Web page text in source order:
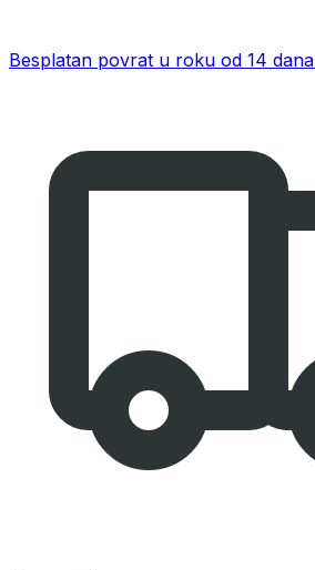
Besplatan povrat u roku od 14 dana